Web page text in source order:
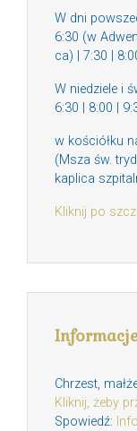
W dni
6:30 (w
ca) | 7:30 |
W niedziele i
6:30 | 8:00 |
w kościółku
(Msza św.
kaplica
Kliknij po
Chrzest,
Kliknij, żeby
Spowiedź: